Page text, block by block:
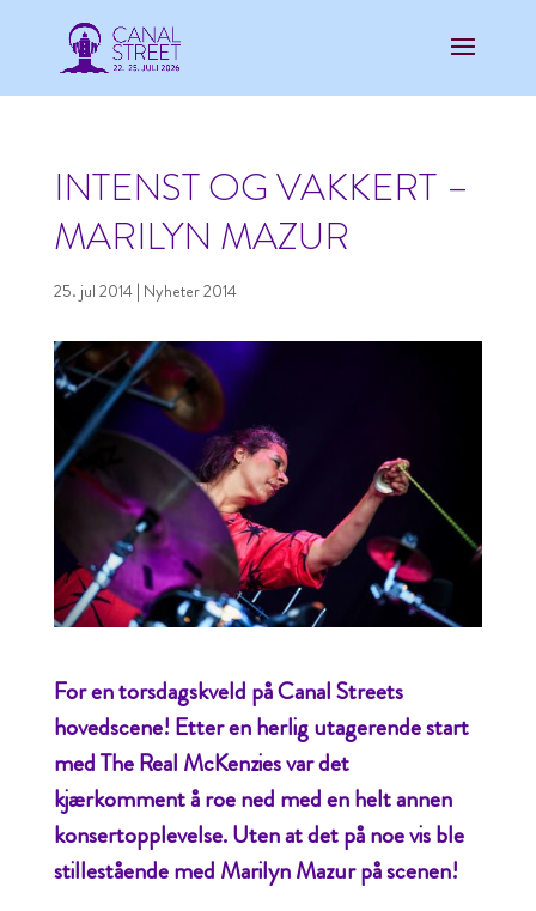
INTENST OG VAKKERT –
MARILYN MAZUR
25. jul 2014| Nyheter 2014
For en torsdagskveld på Canal Streets
hovedscene! Etter en herlig utagerende start
med The Real McKenzies var det
kjærkomment å roe ned med en helt annen
konsertopplevelse. Uten at det på noe vis ble
stillestående med Marilyn Mazur på scenen!